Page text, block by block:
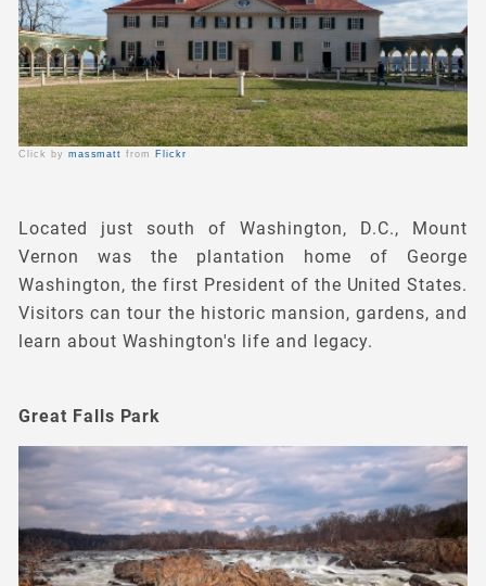
Click by massmatt from Flickr
Located just south of Washington, D.C., Mount
Vernon was the plantation home of George
Washington, the first President of the United States.
Visitors can tour the historic mansion, gardens, and
learn about Washington's life and legacy.
Great Falls Park